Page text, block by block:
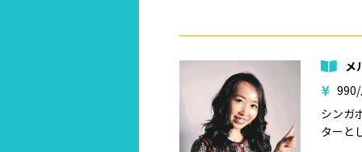
メ
シンガ
ターと